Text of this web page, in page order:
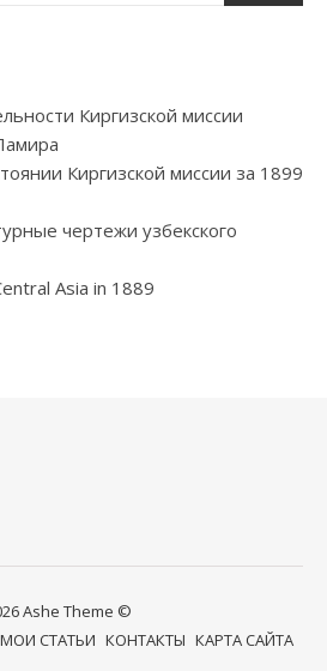
Киргизской миссии
Киргизской миссии за 1899
чертежи узбекского
Asia in 1889
Ashe Theme ©
МОИ СТАТЬИ КОНТАКТЫ КАРТА САЙТА